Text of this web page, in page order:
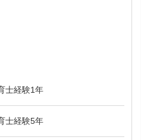
25歳 ／ 保育士経験1年
32歳 ／ 保育士経験5年